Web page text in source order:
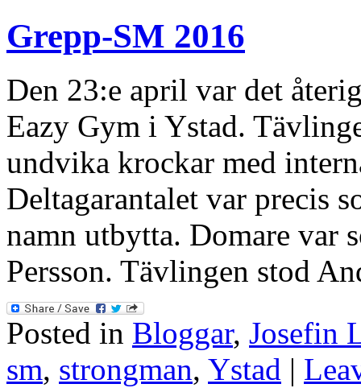
Grepp-SM 2016
Den 23:e april var det
Eazy Gym i Ystad.
undvika krockar med
Deltagarantalet var precis
namn utbytta. Domare var
Persson. Tävlingen stod
Posted in Bloggar, Josefin
sm, strongman, Ystad |